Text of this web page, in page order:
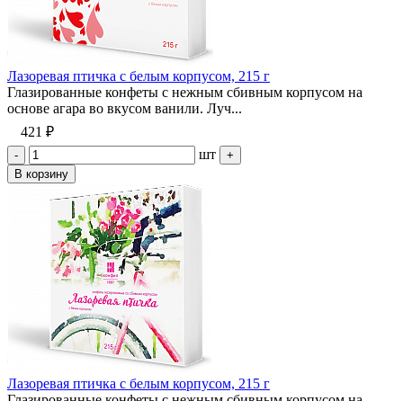
Лазоревая птичка с белым корпусом, 215 г
Глазированные конфеты с нежным сбивным корпусом на
основе агара во вкусом ванили. Луч...
421 ₽
- шт
+
В корзину
Лазоревая птичка с белым корпусом, 215 г